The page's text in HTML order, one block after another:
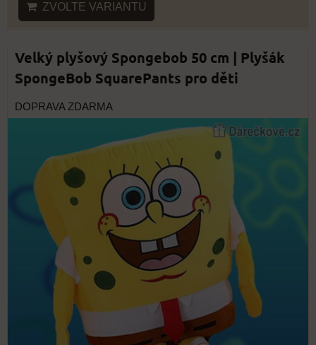
ZVOLTE VARIANTU
Velký plyšový Spongebob 50 cm | Plyšák
SpongeBob SquarePants pro děti
DOPRAVA ZDARMA